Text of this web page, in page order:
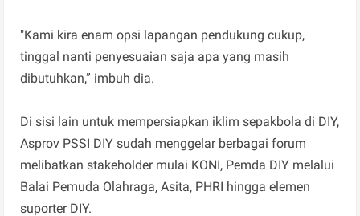
"Kami kira enam opsi lapangan pendukung cukup,
tinggal nanti penyesuaian saja apa yang masih
dibutuhkan,” imbuh dia.
Di sisi lain untuk mempersiapkan iklim sepakbola di DIY,
Asprov PSSI DIY sudah menggelar berbagai forum
melibatkan stakeholder mulai KONI, Pemda DIY melalui
Balai Pemuda Olahraga, Asita, PHRI hingga elemen
suporter DIY.